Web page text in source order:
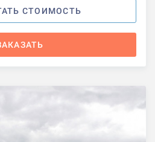
СТОИМОСТЬ